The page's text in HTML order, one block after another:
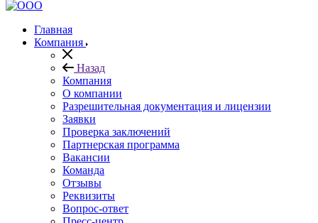
Главная
Компания
Назад
Компания
О компании
Разрешительная документация и лицензии
Заявки
Проверка заключений
Партнерская программа
Вакансии
Команда
Отзывы
Реквизиты
Вопрос-ответ